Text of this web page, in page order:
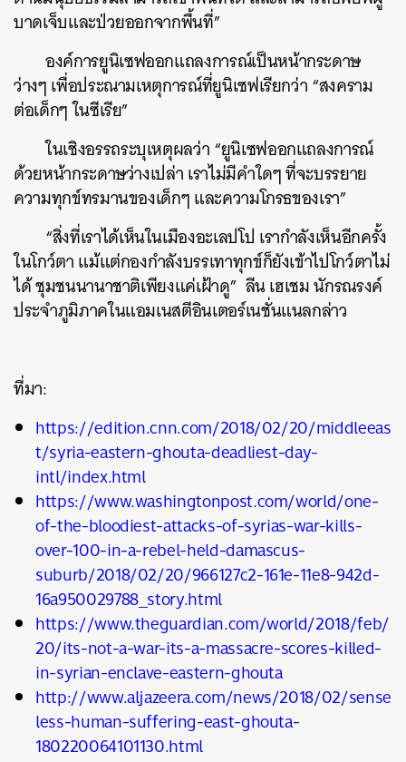
บาดเจ็บและป่วยออกจากพื้นที่”
องค์การยูนิเซฟออกแถลงการณ์เป็นหน้ากระดาษ
ว่างๆ เพื่อประณามเหตุการณ์ที่ยูนิเซฟเรียกว่า “สงคราม
ต่อเด็กๆ ในซีเรีย”
ในเชิงอรรถระบุเหตุผลว่า “ยูนิเซฟออกแถลงการณ์
ด้วยหน้ากระดาษว่างเปล่า เราไม่มีคำใดๆ ที่จะบรรยาย
ความทุกข์ทรมานของเด็กๆ และความโกรธของเรา”
“สิ่งที่เราได้เห็นในเมืองอะเลปโป เรากำลังเห็นอีกครั้ง
ในโกว์ตา แม้แต่กองกำลังบรรเทาทุกข์ก็ยังเข้าไปโกว์ตาไม่
ได้ ชุมชนนานาชาติเพียงแค่เฝ้าดู” ลีน เฮเชม นักรณรงค์
ประจำภูมิภาคในแอมเนสตีอินเตอร์เนชั่นแนลกล่าว
ที่มา:
https://edition.cnn.com/2018/02/20/middleeas
t/syria-eastern-ghouta-deadliest-day-
intl/index.html
https://www.washingtonpost.com/world/one-
of-the-bloodiest-attacks-of-syrias-war-kills-
over-100-in-a-rebel-held-damascus-
suburb/2018/02/20/966127c2-161e-11e8-942d-
16a950029788_story.html
https://www.theguardian.com/world/2018/feb/
20/its-not-a-war-its-a-massacre-scores-killed-
in-syrian-enclave-eastern-ghouta
http://www.aljazeera.com/news/2018/02/sense
less-human-suffering-east-ghouta-
180220064101130.html
SHARE TWEET